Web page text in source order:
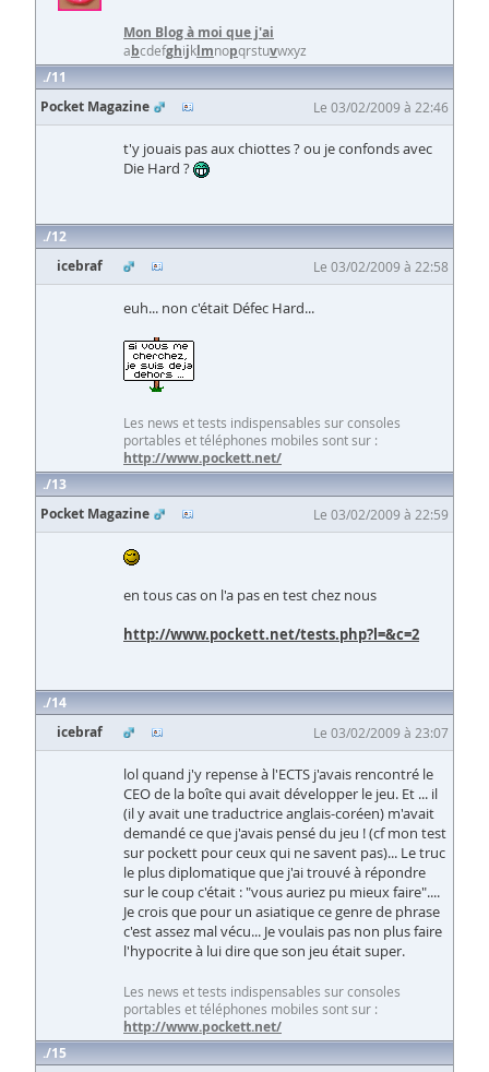
Mon Blog à moi que j'ai
abcdefghijklmnopqrstuvwxyz
11
Pocket Magazine
Le 03/02/2009 à 22:46
t'y jouais pas aux chiottes ? ou je confonds avec
Die Hard ?
12
icebraf
Le 03/02/2009 à 22:58
euh... non c'était Défec Hard...
Les news et tests indispensables sur consoles
portables et téléphones mobiles sont sur :
http://www.pockett.net/
13
Pocket Magazine
Le 03/02/2009 à 22:59
en tous cas on l'a pas en test chez nous
http://www.pockett.net/tests.php?l=&c=2
14
icebraf
Le 03/02/2009 à 23:07
lol quand j'y repense à l'ECTS j'avais rencontré le
CEO de la boîte qui avait développer le jeu. Et ... il
(il y avait une traductrice anglais-coréen) m'avait
demandé ce que j'avais pensé du jeu ! (cf mon test
sur pockett pour ceux qui ne savent pas)... Le truc
le plus diplomatique que j'ai trouvé à répondre
sur le coup c'était : "vous auriez pu mieux faire"....
Je crois que pour un asiatique ce genre de phrase
c'est assez mal vécu... Je voulais pas non plus faire
l'hypocrite à lui dire que son jeu était super.
Les news et tests indispensables sur consoles
portables et téléphones mobiles sont sur :
http://www.pockett.net/
15